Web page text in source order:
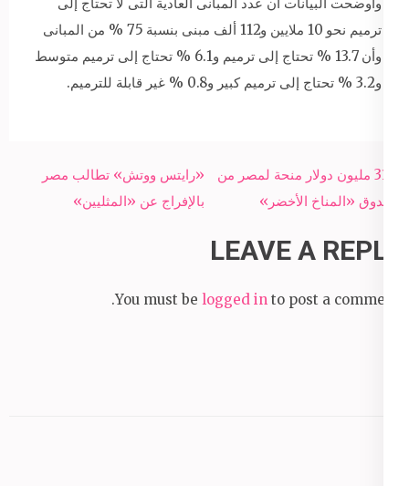
ترميم نحو 10 ملايين و112 ألف مبنى بنسبة 75 % من المبانى
وأن 13.7 % تحتاج إلى ترميم و6.1 % تحتاج إلى ترميم متوسط
و3.2 % تحتاج إلى ترميم كبير و0.8 % غير قابلة للترميم.
Post
navigation
«رايتس ووتش» تطالب مصر
بالإفراج عن «المثليين»
31.4 مليون دولار منحة لمصر من
صندوق «المناخ الأخضر»
LEAVE A REPLY
You must be logged in to post a comment.